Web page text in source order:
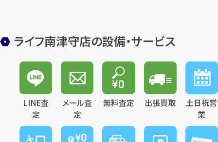
ライフ南津守店の設備・サービス
LINE査
定
メール査
定
無料査定 出張買取
土日祝営
業